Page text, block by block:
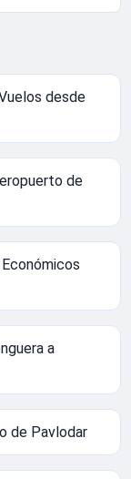
desde
de
a
de Pavlodar